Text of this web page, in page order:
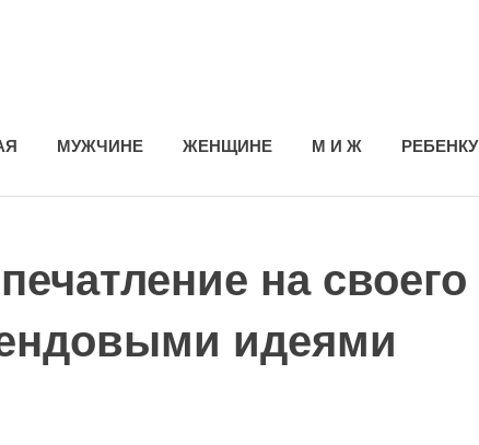
МУЖЧИНЕ ЖЕНЩИНЕ М И Ж РЕБЕНКУ
на своего
идеями